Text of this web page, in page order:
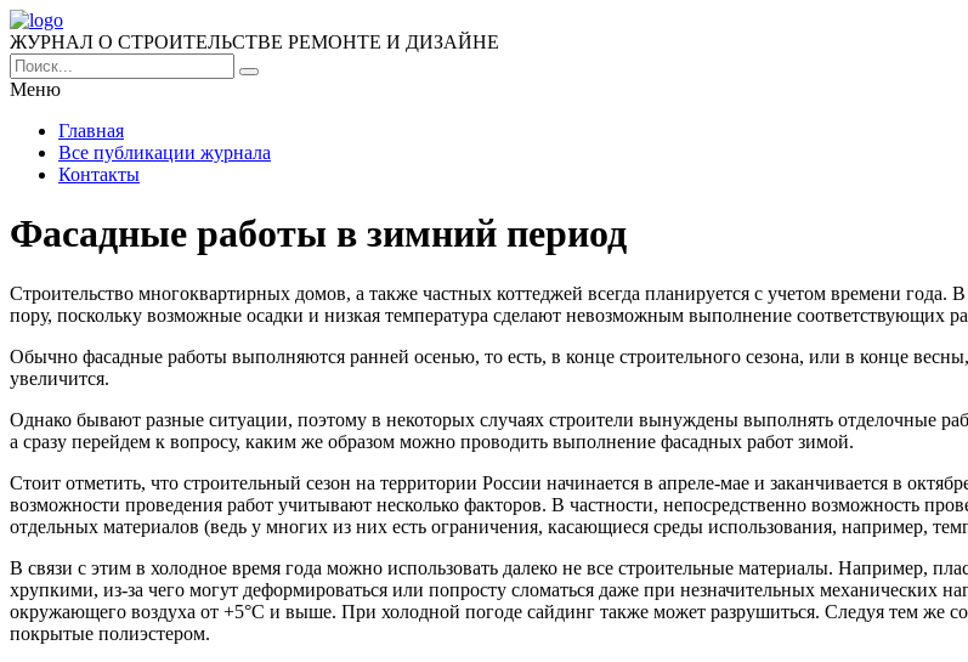
ЖУРНАЛ О СТРОИТЕЛЬСТВЕ РЕМОНТЕ И ДИЗАЙНЕ
Меню
Главная
Все публикации журнала
Контакты
Фасадные работы в зимний период
Строительство многоквартирных домов, а также частных коттеджей всегда планируется с учетом времени
пору, поскольку возможные осадки и низкая температура сделают невозможным выполнение соответствующих
Обычно фасадные работы выполняются ранней осенью, то есть, в конце строительного сезона, или в конце
увеличится.
Однако бывают разные ситуации, поэтому в некоторых случаях строители вынуждены выполнять отделочные
а сразу перейдем к вопросу, каким же образом можно проводить выполнение фасадных работ зимой.
Стоит отметить, что строительный сезон на территории России начинается в апреле-мае и заканчивается в
возможности проведения работ учитывают несколько факторов. В частности, непосредственно возможность
отдельных материалов (ведь у многих из них есть ограничения, касающиеся среды использования, например,
В связи с этим в холодное время года можно использовать далеко не все строительные материалы. Например,
хрупкими, из-за чего могут деформироваться или попросту сломаться даже при незначительных механических
окружающего воздуха от +5°С и выше. При холодной погоде сайдинг также может разрушиться. Следуя тем же
покрытые полиэстером.